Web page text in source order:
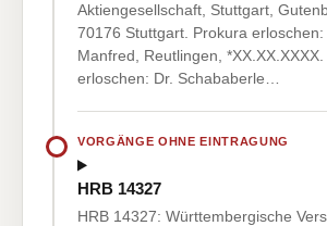
Aktiengesellschaft, Stuttgart,
70176 Stuttgart. Prokura erloschen:
Manfred, Reutlingen,
erloschen: Dr. Schababerle…
VORGÄNGE OHNE EINTRAGUNG
HRB 14327
HRB 14327: Württembergische